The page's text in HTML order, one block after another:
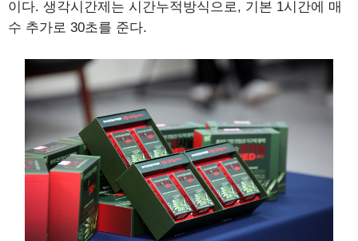
이다. 생각시간제는 시간누적방식으로, 기본 1시간에 매
수 추가로 30초를 준다.